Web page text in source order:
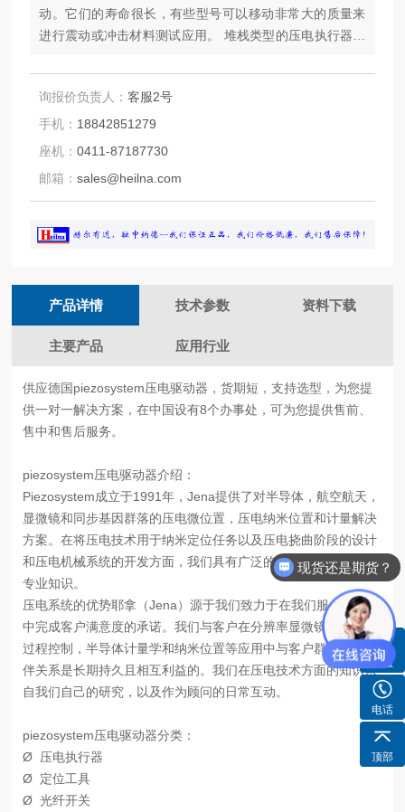
动。它们的寿命很长，有些型号可以移动非常大的质量来
进行震动或冲击材料测试应用。 堆栈类型的压电执行器是
保护。多年来的丰富经验已在该领域证明了这一技术。 根
据陶瓷堆栈的大小，这些执行器可以在KNS中移动质量。
分辨率仅受放大器的信号噪声的限制。
询报价负责人：客服2号
手机： 18842851279
座机：0411-87187730
邮箱：sales@heilna.com
产品详情 技术参数 资料下载
主要产品 应用行业
供应德国piezosystem压电驱动器，货期短，支持选型，为您提
供一对一解决方案，在中国设有8个办事处，可为您提供售前、
售中和售后服务。
piezosystem压电驱动器介绍：
Piezosystem成立于1991年，Jena提供了对半导体，航空航天，
显微镜和同步基因群落的压电微位置，压电纳米位置和计量解决
方案。在将压电技术用于纳米定位任务以及压电挠曲阶段的设计
和压电机械系统的开发方面，我们具有广泛的知识和深入的技术
专业知识。
压电系统的优势耶拿（Jena）源于我们致力于在我们服务的市场
中完成客户满意度的承诺。我们与客户在分辨率显微镜，AFM，
过程控制，半导体计量学和纳米位置等应用中与客户群建立的伙
伴关系是长期持久且相互利益的。我们在压电技术方面的知识来
自我们自己的研究，以及作为顾问的日常互动。
piezosystem压电驱动器分类：
Ø 压电执行器
Ø 定位工具
Ø 光纤开关
客服
电话
顶部
现货还是期货？